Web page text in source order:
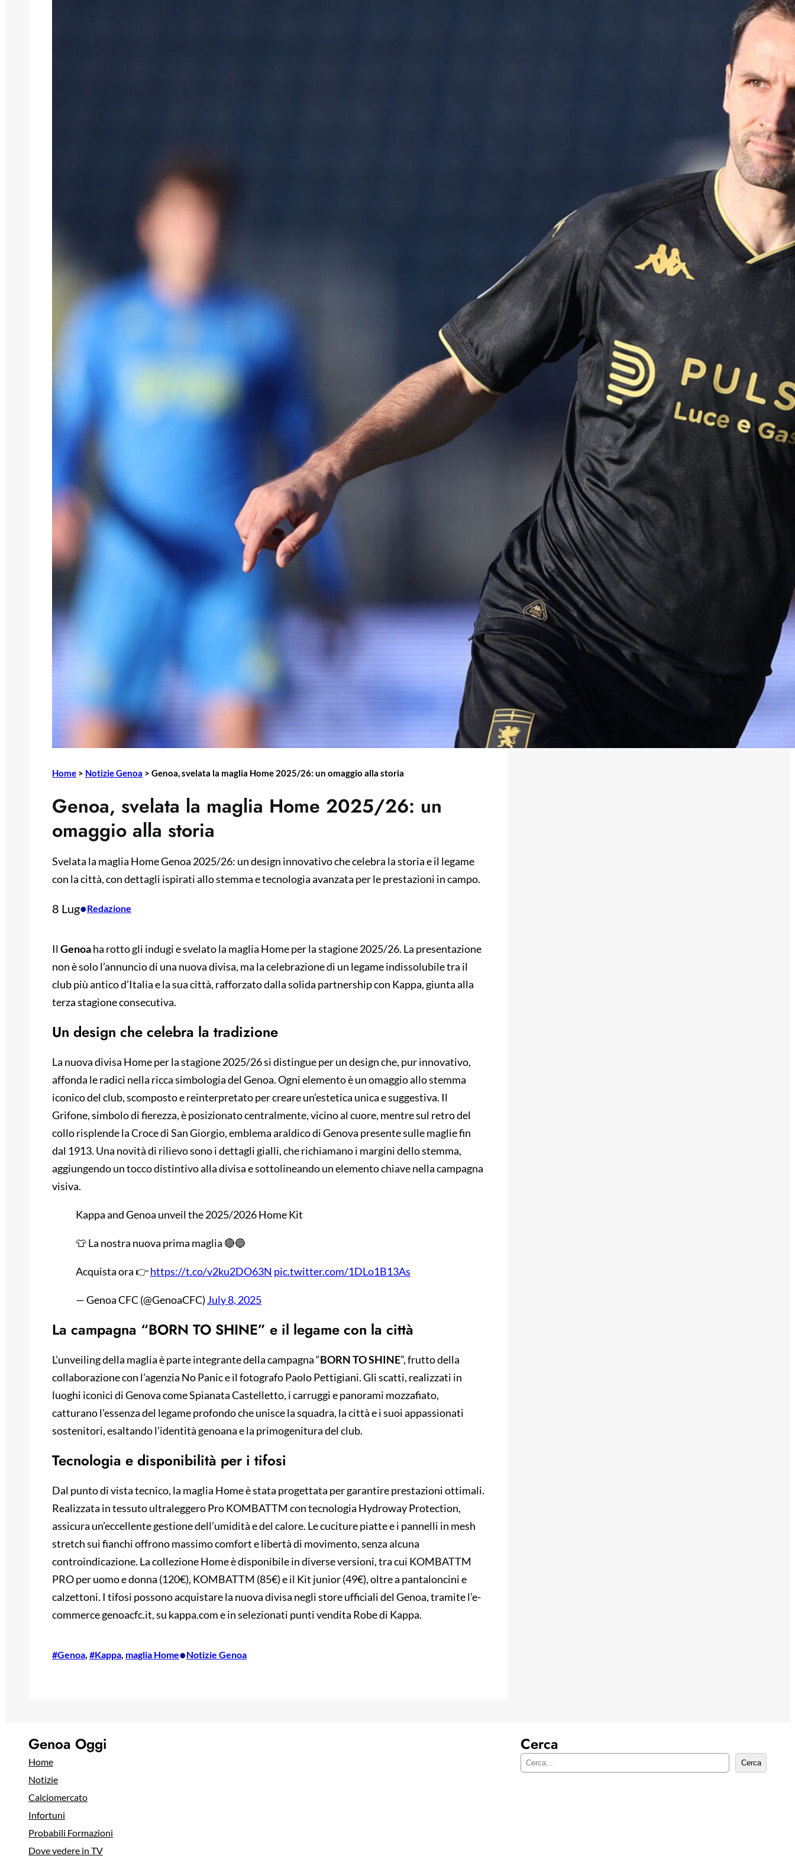
Home > Notizie Genoa > Genoa, svelata la maglia Home 2025/26: un omaggio alla storia
Genoa, svelata la maglia Home 2025/26: un
omaggio alla storia
Svelata la maglia Home Genoa 2025/26: un design innovativo che celebra la storia e il legame
con la città, con dettagli ispirati allo stemma e tecnologia avanzata per le prestazioni in campo.
8 Lug•Redazione
IlGenoaha rotto gli indugi e svelato la maglia Home per la stagione 2025/26. La presentazione
non è solo l’annuncio di una nuova divisa, ma la celebrazione di un legame indissolubile tra il
club più antico d’Italia e la sua città, rafforzato dalla solida partnership con Kappa, giunta alla
terza stagione consecutiva.
Un design che celebra la tradizione
La nuova divisa Home per la stagione 2025/26 si distingue per un design che, pur innovativo,
affonda le radici nella ricca simbologia del Genoa. Ogni elemento è un omaggio allo stemma
iconico del club, scomposto e reinterpretato per creare un’estetica unica e suggestiva. Il
Grifone, simbolo di fierezza, è posizionato centralmente, vicino al cuore, mentre sul retro del
collo risplende la Croce di San Giorgio, emblema araldico di Genova presente sulle maglie fin
dal 1913. Una novità di rilievo sono i dettagli gialli, che richiamano i margini dello stemma,
aggiungendo un tocco distintivo alla divisa e sottolineando un elemento chiave nella campagna
visiva.
Kappa and Genoa unveil the 2025/2026 Home Kit
👕 La nostra nuova prima maglia 🔴🔵
Acquista ora 👉https://t.co/v2ku2DO63N pic.twitter.com/1DLo1B13As
— Genoa CFC (@GenoaCFC) July 8, 2025
La campagna “BORN TO SHINE” e il legame con la città
L’unveiling della maglia è parte integrante della campagna “BORN TO SHINE”, frutto della
collaborazione con l’agenzia No Panic e il fotografo Paolo Pettigiani. Gli scatti, realizzati in
luoghi iconici di Genova come Spianata Castelletto, i carruggi e panorami mozzafiato,
catturano l’essenza del legame profondo che unisce la squadra, la città e i suoi appassionati
sostenitori, esaltando l’identità genoana e la primogenitura del club.
Tecnologia e disponibilità per i tifosi
Dal punto di vista tecnico, la maglia Home è stata progettata per garantire prestazioni ottimali.
Realizzata in tessuto ultraleggero Pro KOMBATTM con tecnologia Hydroway Protection,
assicura un’eccellente gestione dell’umidità e del calore. Le cuciture piatte e i pannelli in mesh
stretch sui fianchi offrono massimo comfort e libertà di movimento, senza alcuna
controindicazione. La collezione Home è disponibile in diverse versioni, tra cui KOMBATTM
PRO per uomo e donna (120€), KOMBATTM (85€) e il Kit junior (49€), oltre a pantaloncini e
calzettoni. I tifosi possono acquistare la nuova divisa negli store ufficiali del Genoa, tramite l’e-
commerce genoacfc.it, su kappa.com e in selezionati punti vendita Robe di Kappa.
#Genoa, #Kappa, maglia Home•Notizie Genoa
Genoa, l’ex van ’t Schip riparte dalla
Genoa Oggi
Home
Notizie
Calciomercato
Infortuni
Probabili Formazioni
Dove vedere in TV
Cerca
C
Cerca